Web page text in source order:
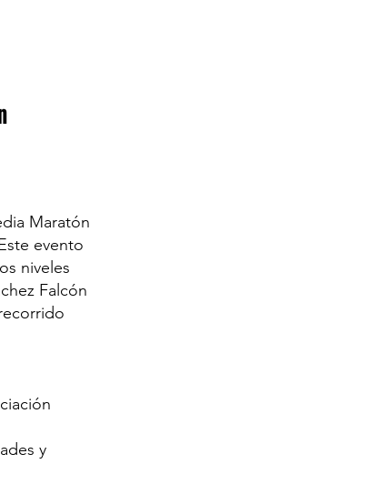
Maratón
evento
niveles
Falcón
y